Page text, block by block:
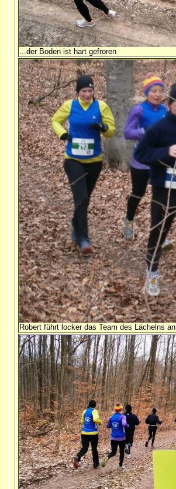
...der Boden ist hart gefroren
Robert führt locker das Team des Lächelns an